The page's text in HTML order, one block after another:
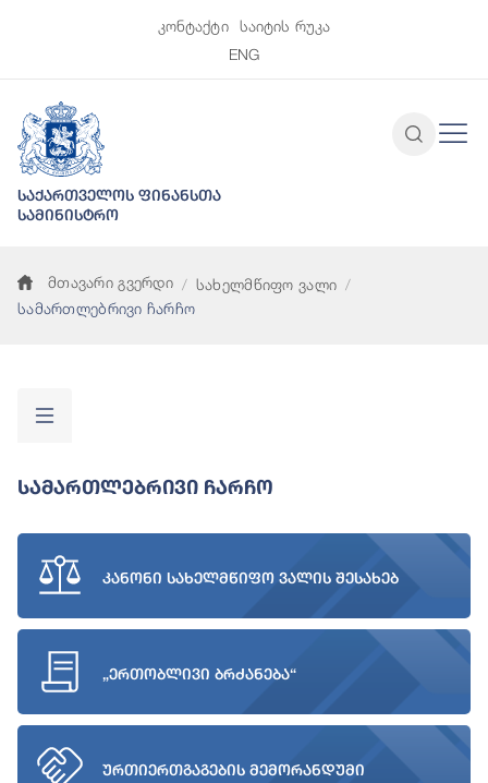
კონტაქტი
საიტის რუკა
ENG
საქართველოს ფინანსთა
სამინისტრო
მთავარი გვერდი
სახელმწიფო ვალი
სამართლებრივი ჩარჩო
Სამართლებრივი Ჩარჩო
კანონი სახელმწიფო ვალის შესახებ
„ერთობლივი ბრძანება“
ურთიერთგაგების მემორანდუმი